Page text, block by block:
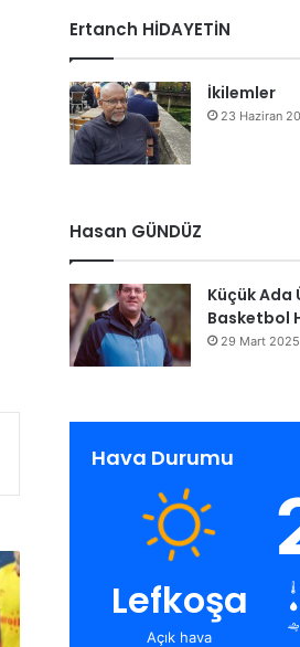
Ertanch HİDAYETİN
İkilemler
23 Haziran
Hasan GÜNDÜZ
Küçük Ada
Basketbol
29 Mart 2025
Hava Durumu
Lefkoşa
Açık hava